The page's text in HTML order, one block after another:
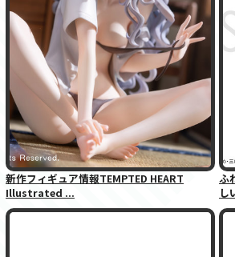
新作フィギュア情報TEMPTED HEART
Illustrated ...
ふ
し